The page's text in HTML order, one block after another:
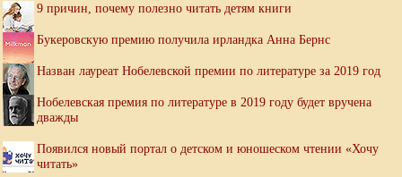
9 причин, почему полезно читать детям книги
Букеровскую премию получила ирландка Анна Бернс
Назван лауреат Нобелевской премии по литературе за 2019 год
Нобелевская премия по литературе в 2019 году будет вручена
дважды
Появился новый портал о детском и юношеском чтении «Хочу
читать»